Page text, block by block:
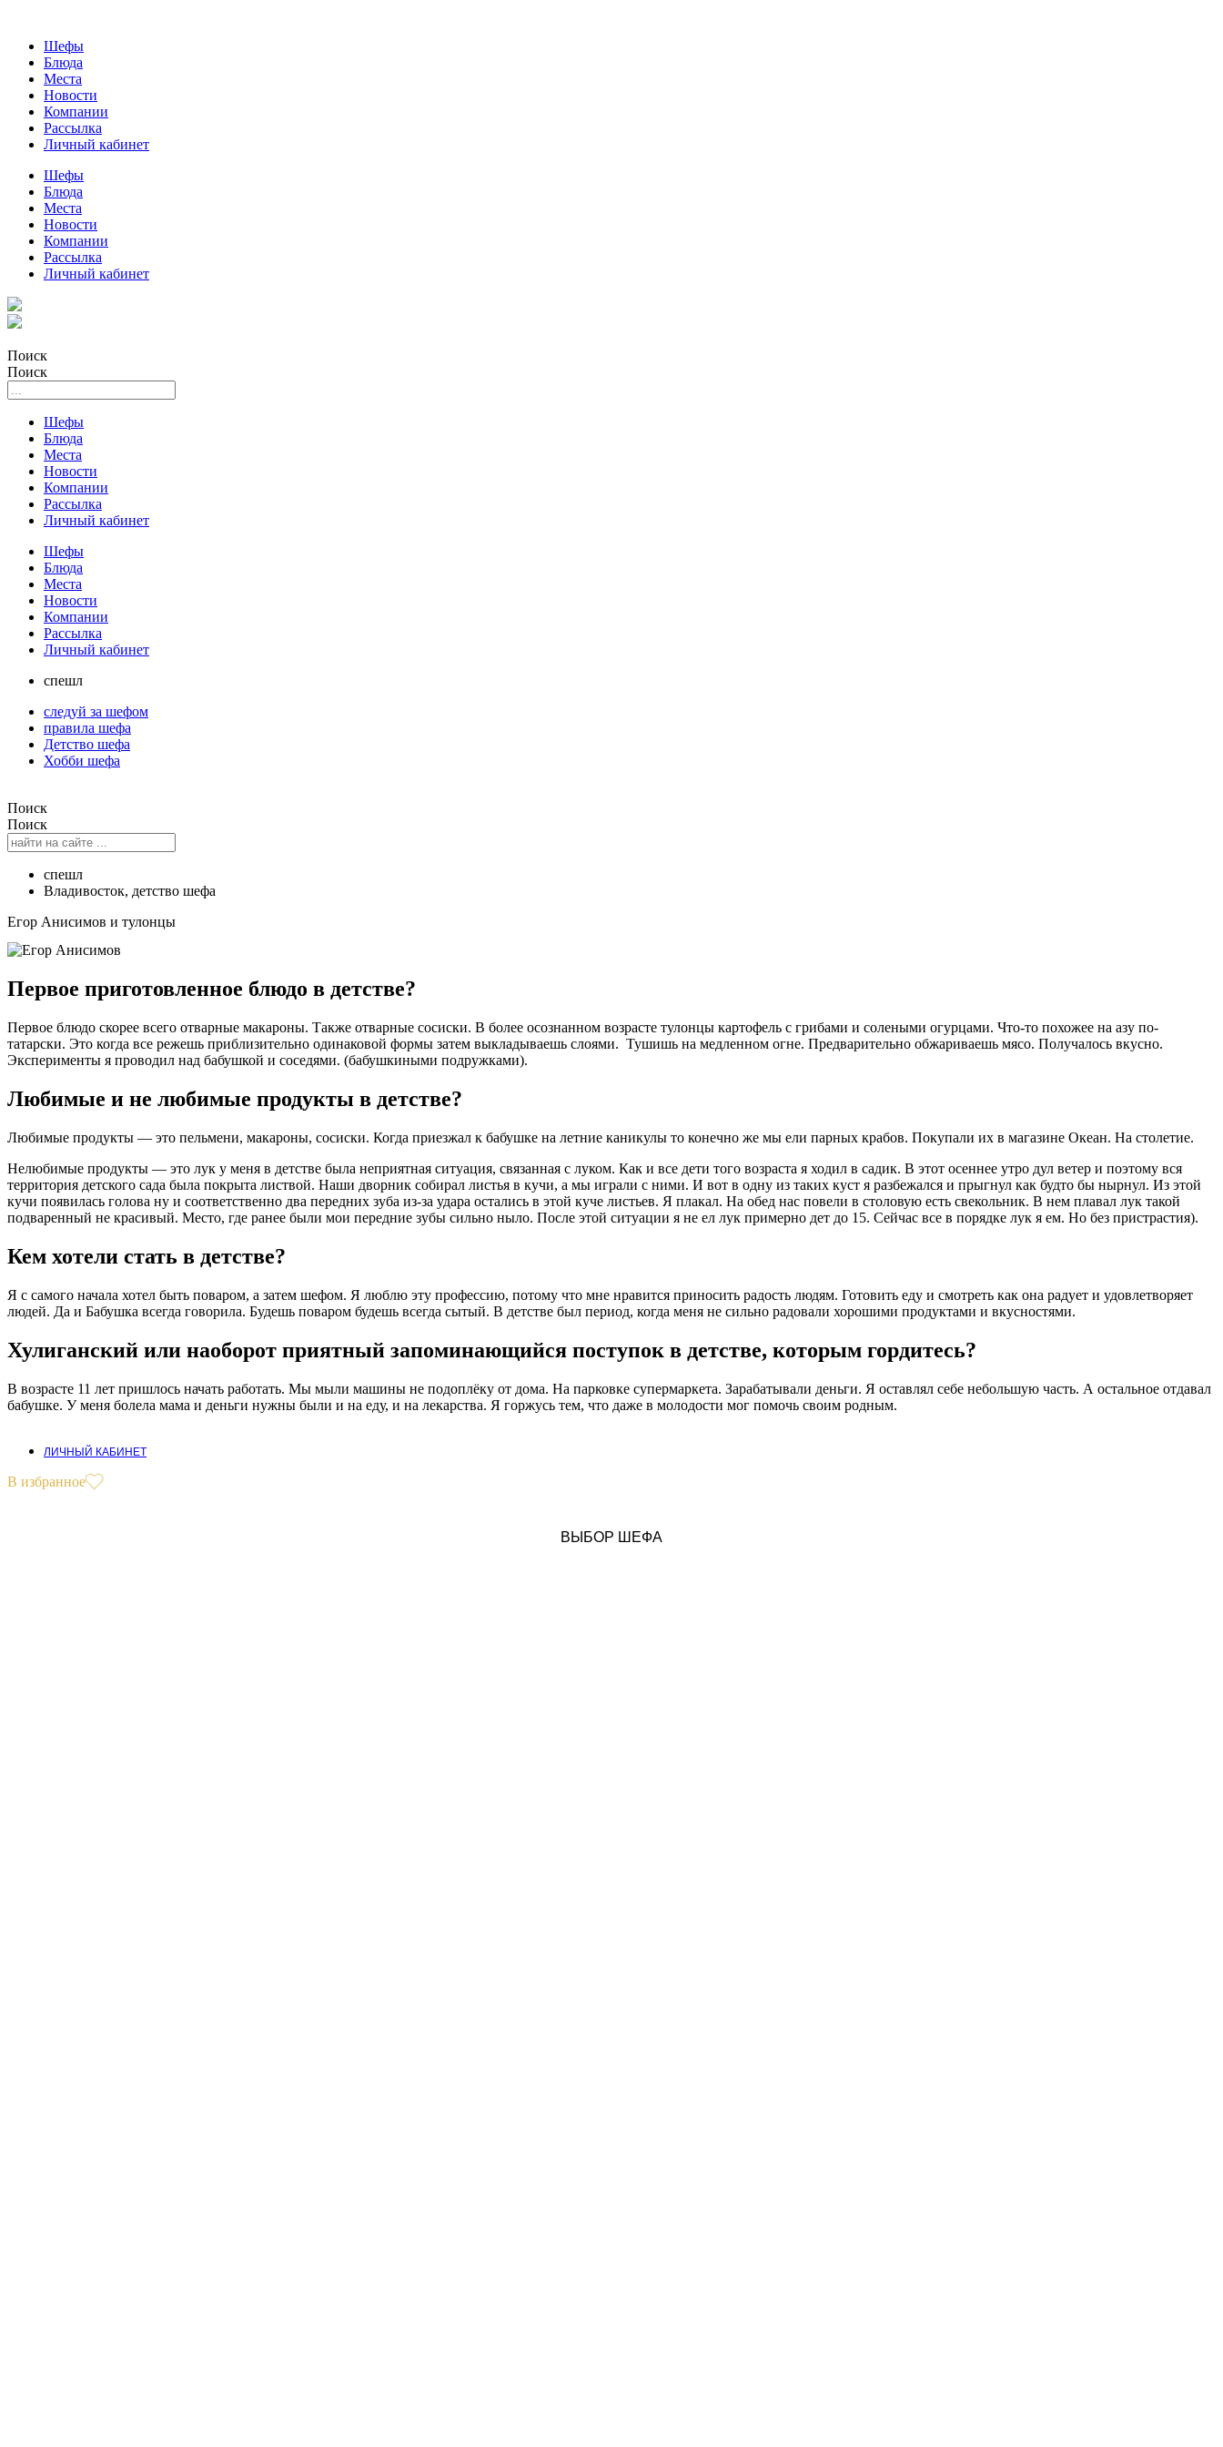
Шефы
Блюда
Места
Новости
Компании
Рассылка
Личный кабинет
Шефы
Блюда
Места
Новости
Компании
Рассылка
Личный кабинет
Поиск
Поиск
Шефы
Блюда
Места
Новости
Компании
Рассылка
Личный кабинет
Шефы
Блюда
Места
Новости
Компании
Рассылка
Личный кабинет
спешл
следуй за шефом
правила шефа
Детство шефа
Хобби шефа
Поиск
Поиск
спешл
Владивосток, детство шефа
Егор Анисимов и тулонцы
Первое приготовленное блюдо в детстве?
Первое блюдо скорее всего отварные макароны. Также отварные сосиски. В более осознанном возрасте тулонцы картофель с грибами и солеными огурцами. Что-то похожее на азу по-
татарски. Это когда все режешь приблизительно одинаковой формы затем выкладываешь слоями. Тушишь на медленном огне. Предварительно обжариваешь мясо. Получалось вкусно.
Эксперименты я проводил над бабушкой и соседями. (бабушкиными подружками).
Любимые и не любимые продукты в детстве?
Любимые продукты — это пельмени, макароны, сосиски. Когда приезжал к бабушке на летние каникулы то конечно же мы ели парных крабов. Покупали их в магазине Океан. На столетие.
Нелюбимые продукты — это лук у меня в детстве была неприятная ситуация, связанная с луком. Как и все дети того возраста я ходил в садик. В этот осеннее утро дул ветер и поэтому вся
территория детского сада была покрыта листвой. Наши дворник собирал листья в кучи, а мы играли с ними. И вот в одну из таких куст я разбежался и прыгнул как будто бы нырнул. Из этой
кучи появилась голова ну и соответственно два передних зуба из-за удара остались в этой куче листьев. Я плакал. На обед нас повели в столовую есть свекольник. В нем плавал лук такой
подваренный не красивый. Место, где ранее были мои передние зубы сильно ныло. После этой ситуации я не ел лук примерно дет до 15. Сейчас все в порядке лук я ем. Но без пристрастия).
Кем хотели стать в детстве?
Я с самого начала хотел быть поваром, а затем шефом. Я люблю эту профессию, потому что мне нравится приносить радость людям. Готовить еду и смотреть как она радует и удовлетворяет
людей. Да и Бабушка всегда говорила. Будешь поваром будешь всегда сытый. В детстве был период, когда меня не сильно радовали хорошими продуктами и вкусностями.
Хулиганский или наоборот приятный запоминающийся поступок в детстве, которым гордитесь?
В возрасте 11 лет пришлось начать работать. Мы мыли машины не подоплёку от дома. На парковке супермаркета. Зарабатывали деньги. Я оставлял себе небольшую часть. А остальное отдавал
бабушке. У меня болела мама и деньги нужны были и на еду, и на лекарства. Я горжусь тем, что даже в молодости мог помочь своим родным.
ЛИЧНЫЙ КАБИНЕТ
В избранное
ВЫБОР ШЕФА